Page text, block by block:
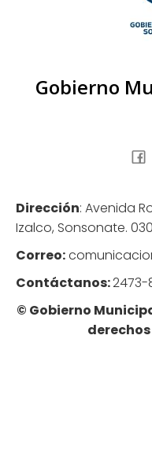
Gobierno
Dirección: Avenida
Izalco, Sonsonate.
Correo:
Contáctanos:2473-
© Gobierno